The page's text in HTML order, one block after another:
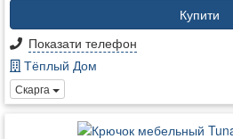
Купити
Показати телефон
Тёплый Дом
Скарга